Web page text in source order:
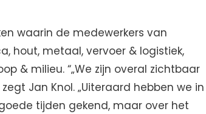
waarin de medewerkers van
hout, metaal, vervoer & logistiek,
& milieu. “„We zijn overal zichtbaar
Jan Knol. „Uiteraard hebben we in
tijden gekend, maar over het